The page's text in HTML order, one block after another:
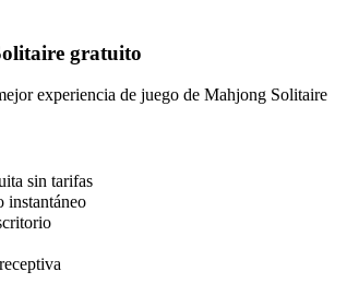
gratuito
experiencia de juego de Mahjong Solitaire
sin tarifas
instantáneo